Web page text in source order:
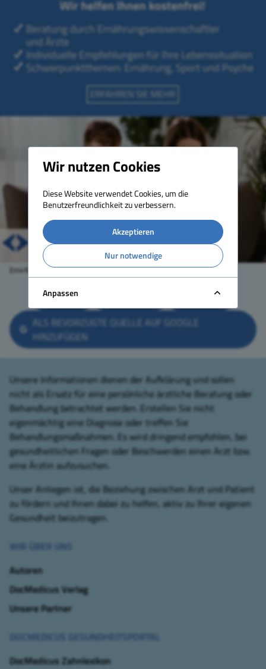
EmirMemedovski – istockphoto.com
TEILEN
ZURÜCK
ALS BEVORZUGTE QUELLE AUF GOOGLE
HINZUFÜGEN
Unsere Informationen dienen der Aufklärung und sollen
nicht als Ersatz für eine persönliche ärztliche Beratung oder
Behandlung betrachtet werden. Erstellen Sie nicht
eigenmächtig eine Diagnose oder treffen Sie
Behandlungsmaßnahmen. Es wird dringend empfohlen, bei
gesundheitlichen Fragen oder Beschwerden einen Arzt bzw.
eine Ärztin aufzusuchen.
Unser Anliegen ist, die Beziehung zwischen Arzt und Patient
zu fördern und Ihnen dabei zu helfen, aktiv zu Ihrer eigenen
Gesundheit beizutragen.
WIR ÜBER UNS
Autoren
DocMedicus Verlag
Unsere Partner
DOCMEDICUS GESUNDHEITSPORTAL
DocMedicus Zahnlexikon
Wir nutzen Cookies
Diese Website verwendet Cookies, um die
Benutzerfreundlichkeit zu verbessern.
Akzeptieren
Nur notwendige
Anpassen